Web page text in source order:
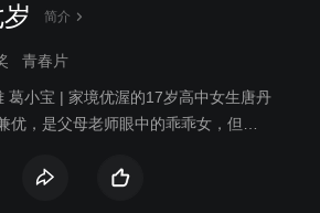
简介
青春片
葛小宝 | 家境优渥的17岁高中女生唐丹
优，是父母老师眼中的乖乖女，但她
出入社交场合。此外，爱情的种子也